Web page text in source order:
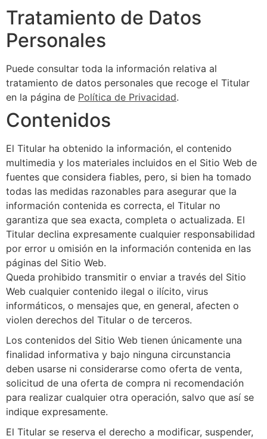
Tratamiento de Datos
Personales
Puede consultar toda la información relativa al
tratamiento de datos personales que recoge el Titular
en la página de Política de Privacidad.
Contenidos
El Titular ha obtenido la información, el contenido
multimedia y los materiales incluidos en el Sitio Web de
fuentes que considera fiables, pero, si bien ha tomado
todas las medidas razonables para asegurar que la
información contenida es correcta, el Titular no
garantiza que sea exacta, completa o actualizada. El
Titular declina expresamente cualquier responsabilidad
por error u omisión en la información contenida en las
páginas del Sitio Web.
Queda prohibido transmitir o enviar a través del Sitio
Web cualquier contenido ilegal o ilícito, virus
informáticos, o mensajes que, en general, afecten o
violen derechos del Titular o de terceros.
Los contenidos del Sitio Web tienen únicamente una
finalidad informativa y bajo ninguna circunstancia
deben usarse ni considerarse como oferta de venta,
solicitud de una oferta de compra ni recomendación
para realizar cualquier otra operación, salvo que así se
indique expresamente.
El Titular se reserva el derecho a modificar, suspender,